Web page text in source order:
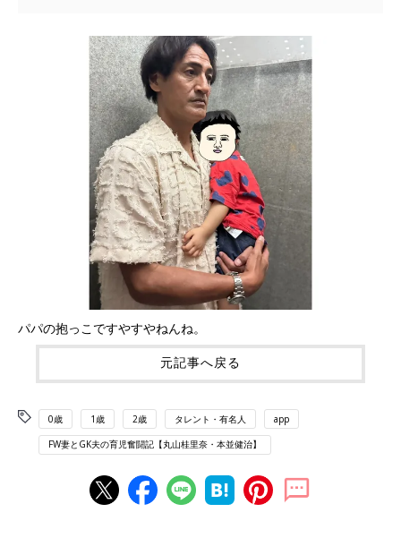
パパの抱っこですやすやねんね。
元記事へ戻る
0歳 1歳 2歳 タレント・有名人 app
FW妻とGK夫の育児奮闘記【丸山桂里奈・本並健治】